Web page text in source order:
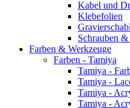
Kabel und
Klebefolien
Schrauben
Farben & Werkzeuge
Farben - Tamiya
Tamiya -
Tamiya -
Tamiya -
Tamiya -